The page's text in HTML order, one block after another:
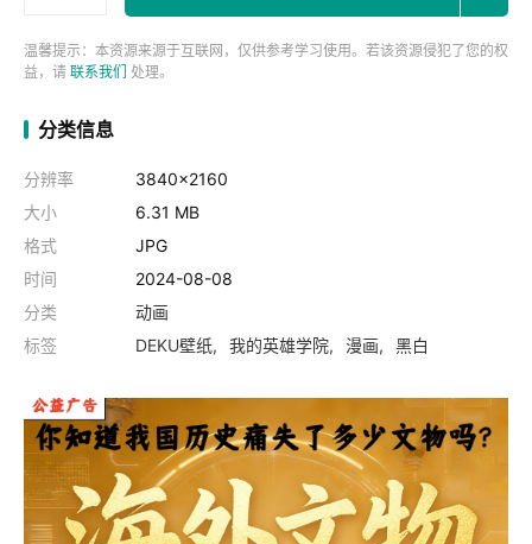
温馨提示：本资源来源于互联网，仅供参考学习使用。若该资源侵犯了您的权
益，请 联系我们 处理。
分类信息
分辨率
3840x2160
大小
6.31 MB
格式
JPG
时间
2024-08-08
分类
动画
标签
DEKU壁纸 我的英雄学院 漫画 黑白